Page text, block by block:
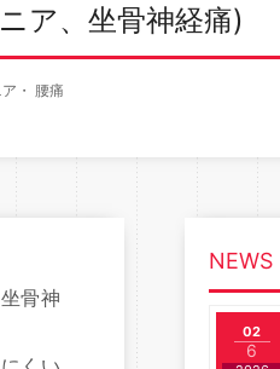
ア、坐骨神経痛)
・ 腰痛
骨神
NEWS
02
6